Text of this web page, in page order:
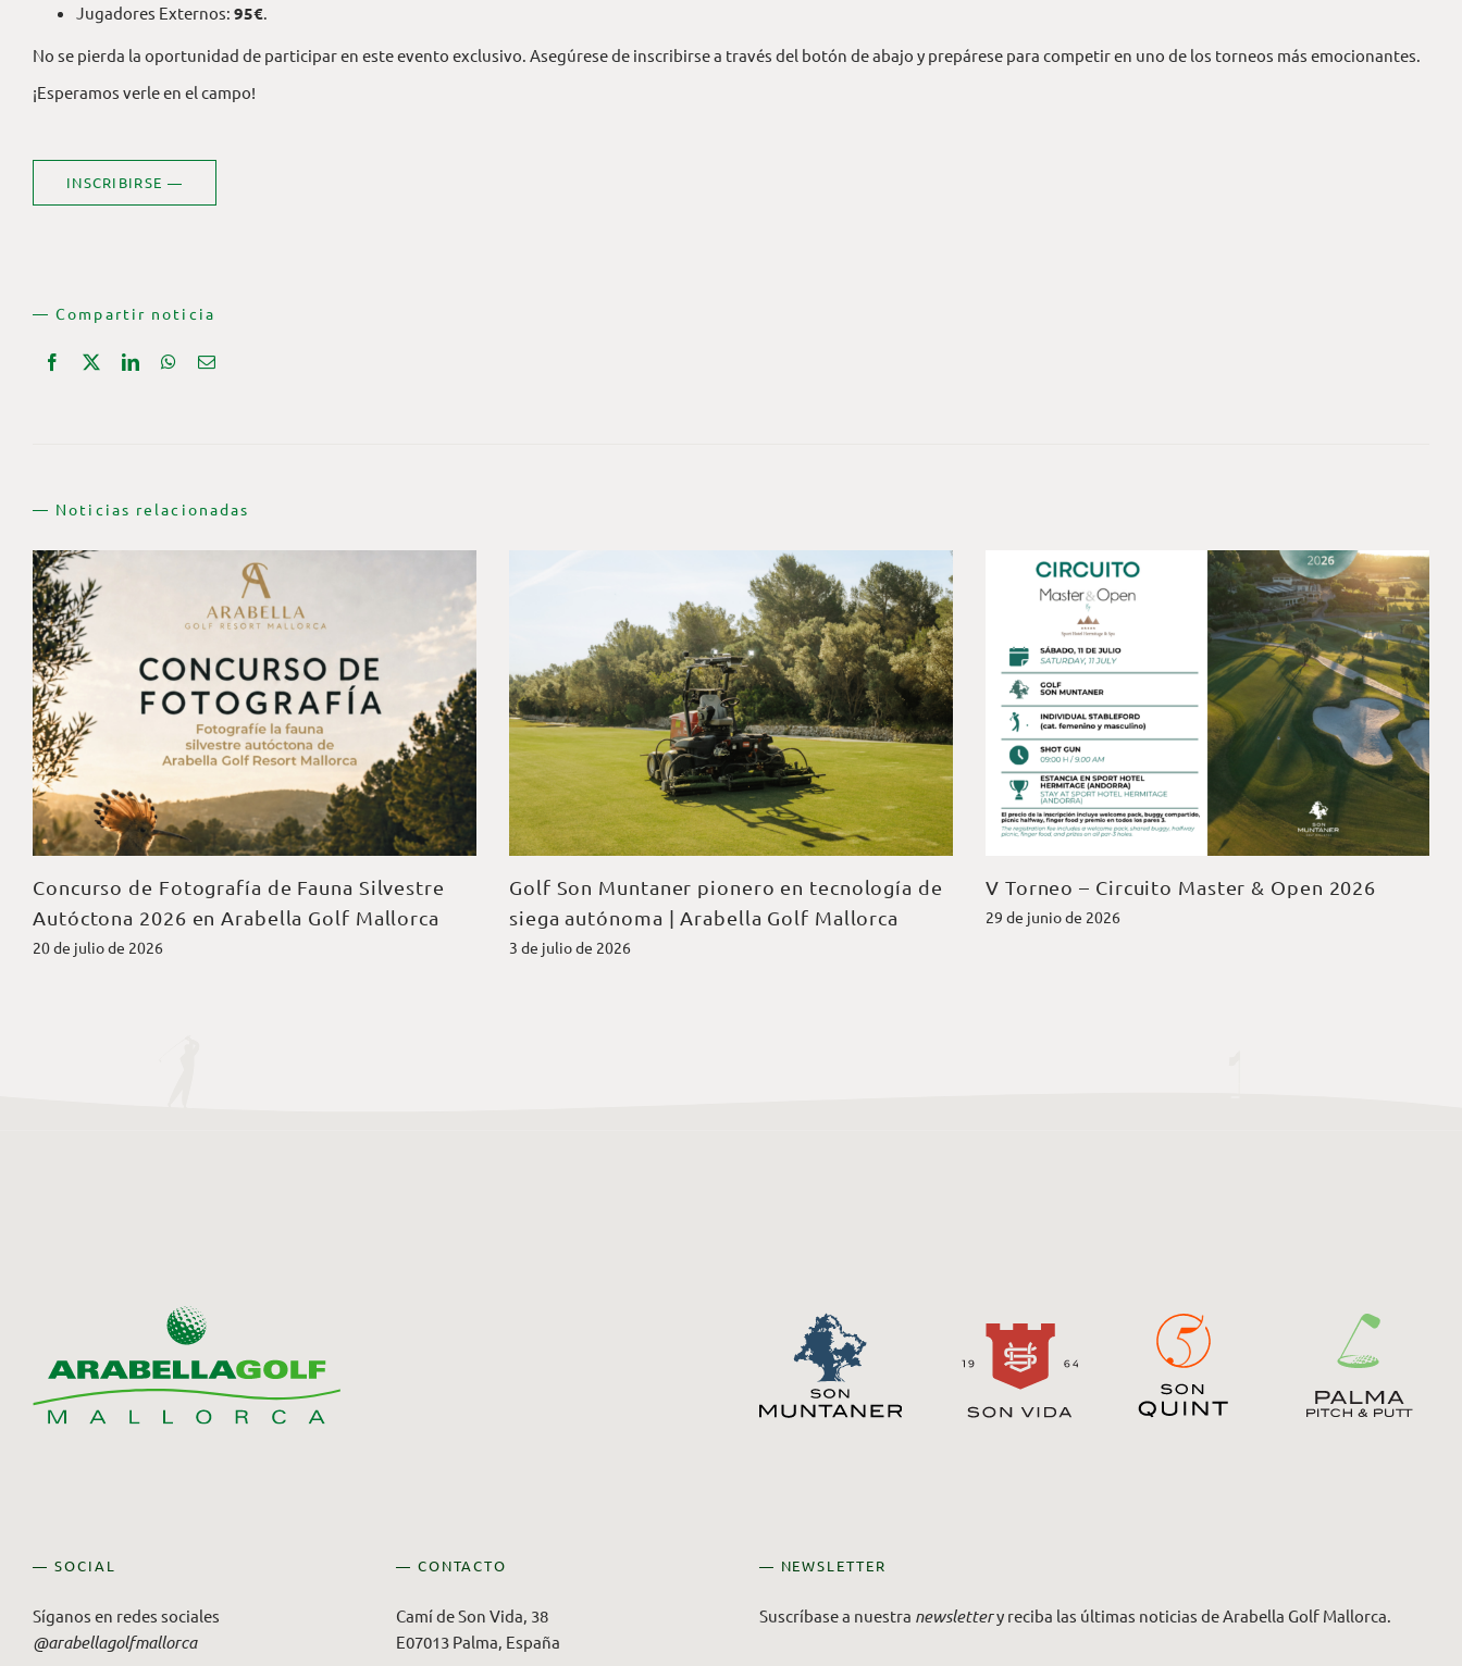
Jugadores Externos: 95€.
No se pierda la oportunidad de participar en este evento exclusivo. Asegúrese de inscribirse a través del botón de abajo y prepárese para competir en uno de los torneos más emocionantes.
¡Esperamos verle en el campo!
INSCRIBIRSE —
— Compartir noticia
— Noticias relacionadas
Concurso de Fotografía de Fauna Silvestre
Autóctona 2026 en Arabella Golf Mallorca
20 de julio de 2026
Golf Son Muntaner pionero en tecnología de
siega autónoma | Arabella Golf Mallorca
3 de julio de 2026
V Torneo – Circuito Master & Open 2026
29 de junio de 2026
— SOCIAL
Síganos en redes sociales
@arabellagolfmallorca
— CONTACTO
Camí de Son Vida, 38
E07013 Palma, España
— NEWSLETTER
Suscríbase a nuestra newslettery reciba las últimas noticias de Arabella Golf Mallorca.